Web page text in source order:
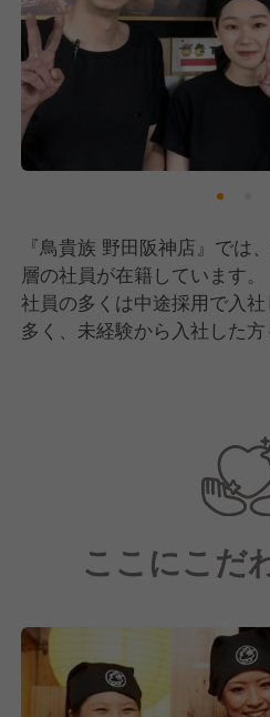
『鳥貴族 野田阪神店』では
層の社員が在籍しています。
社員の多くは中途採用で入
多く、未経験から入社した方
お互いに高め合えるような
現場はいつも活気に溢れて
スタッフ同士仲も良く、和
ここにこだ